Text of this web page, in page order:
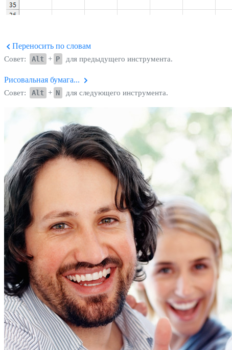
Переносить по словам
Совет: Alt + P для предыдущего инструмента.
Рисовальная бумага...
Совет: Alt + N для следующего инструмента.